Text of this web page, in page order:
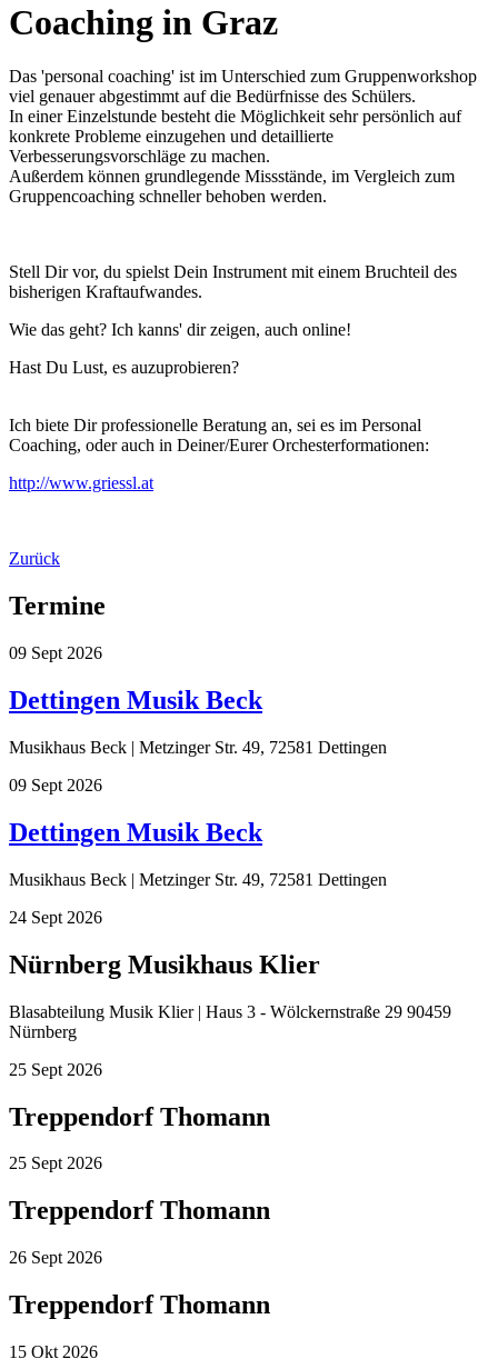
Coaching in Graz
Das 'personal coaching' ist im Unterschied zum Gruppenworkshop
viel genauer abgestimmt auf die Bedürfnisse des Schülers.
In einer Einzelstunde besteht die Möglichkeit sehr persönlich auf
konkrete Probleme einzugehen und detaillierte
Verbesserungsvorschläge zu machen.
Außerdem können grundlegende Missstände, im Vergleich zum
Gruppencoaching schneller behoben werden.
Stell Dir vor, du spielst Dein Instrument mit einem Bruchteil des
bisherigen Kraftaufwandes.
Wie das geht? Ich kanns' dir zeigen, auch online!
Hast Du Lust, es auzuprobieren?
Ich biete Dir professionelle Beratung an, sei es im Personal
Coaching, oder auch in Deiner/Eurer Orchesterformationen:
http://www.griessl.at
Zurück
Termine
09 Sept 2026
Dettingen Musik Beck
Musikhaus Beck | Metzinger Str. 49, 72581 Dettingen
09 Sept 2026
Dettingen Musik Beck
Musikhaus Beck | Metzinger Str. 49, 72581 Dettingen
24 Sept 2026
Nürnberg Musikhaus Klier
Blasabteilung Musik Klier | Haus 3 - Wölckernstraße 29 90459
Nürnberg
25 Sept 2026
Treppendorf Thomann
25 Sept 2026
Treppendorf Thomann
26 Sept 2026
Treppendorf Thomann
15 Okt 2026